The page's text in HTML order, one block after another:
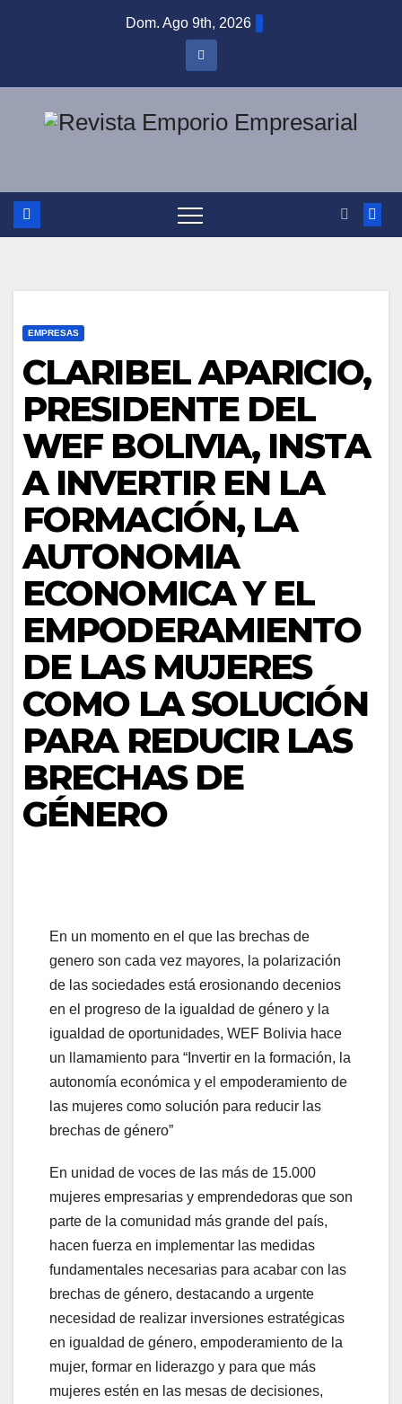
Dom. Ago 9th, 2026
EMPRESAS
CLARIBEL APARICIO,
PRESIDENTE DEL
WEF BOLIVIA, INSTA
A INVERTIR EN LA
FORMACIÓN, LA
AUTONOMIA
ECONOMICA Y EL
EMPODERAMIENTO
DE LAS MUJERES
COMO LA SOLUCIÓN
PARA REDUCIR LAS
BRECHAS DE
GÉNERO
En un momento en el que las brechas de
genero son cada vez mayores, la polarización
de las sociedades está erosionando decenios
en el progreso de la igualdad de género y la
igualdad de oportunidades, WEF Bolivia hace
un llamamiento para “Invertir en la formación, la
autonomía económica y el empoderamiento de
las mujeres como solución para reducir las
brechas de género”
En unidad de voces de las más de 15.000
mujeres empresarias y emprendedoras que son
parte de la comunidad más grande del país,
hacen fuerza en implementar las medidas
fundamentales necesarias para acabar con las
brechas de género, destacando a urgente
necesidad de realizar inversiones estratégicas
en igualdad de género, empoderamiento de la
mujer, formar en liderazgo y para que más
mujeres estén en las mesas de decisiones,